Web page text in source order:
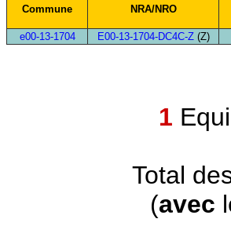
Commune NRA/NRO
e00-13-1704 E00-13-1704-DC4C-Z(Z)
1
Total
(avec